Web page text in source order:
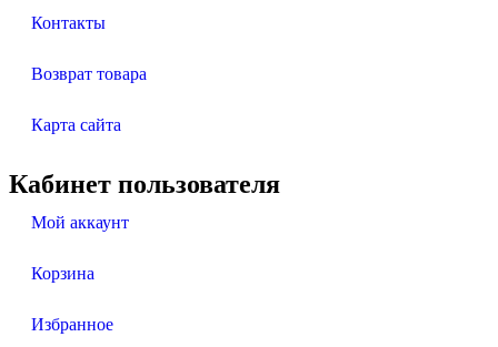
Контакты
Возврат товара
Карта сайта
Кабинет пользователя
Мой аккаунт
Корзина
Избранное